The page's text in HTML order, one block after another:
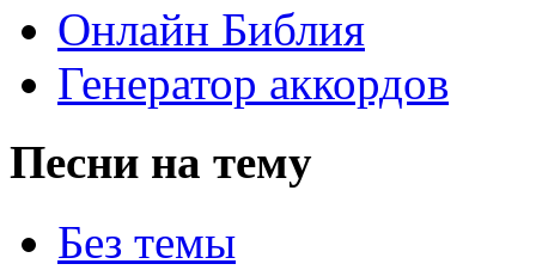
Онлайн Библия
Генератор аккордов
Песни на тему
Без темы